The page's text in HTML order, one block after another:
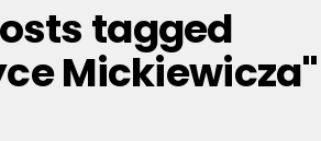
tagged
Mickiewicza"